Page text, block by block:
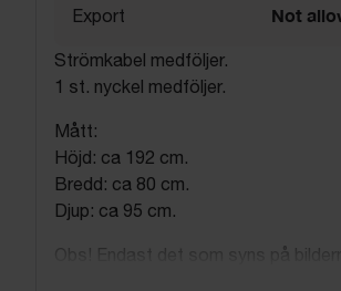
Export Not
Strömkabel medföljer.
1 st. nyckel medföljer.
Mått:
Höjd: ca 192 cm.
Bredd: ca 80 cm.
Djup: ca 95 cm.
Obs! Endast det som syns på